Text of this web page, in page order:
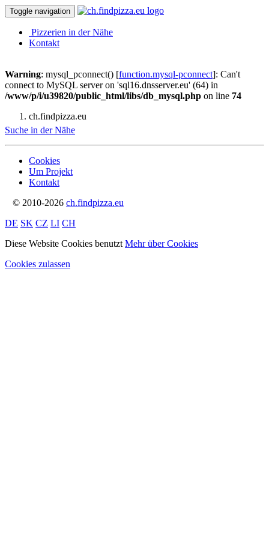
Toggle navigation
Pizzerien in der Nähe
Kontakt
Warning: mysql_pconnect() [function.mysql-pconnect]: Can't
connect to MySQL server on 'sql16.dnsserver.eu' (64) in
/www/p/i/u39820/public_html/libs/db_mysql.php on line 74
ch.findpizza.eu
Suche in der Nähe
Cookies
Um Projekt
Kontakt
© 2010-2026 ch.findpizza.eu
DE SK CZ LI CH
Diese Website Cookies benutzt Mehr über Cookies
Cookies zulassen